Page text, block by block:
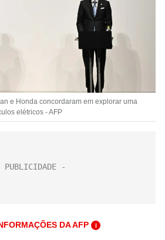
e Honda concordaram em explorar uma
elétricos - AFP
DA AFP i